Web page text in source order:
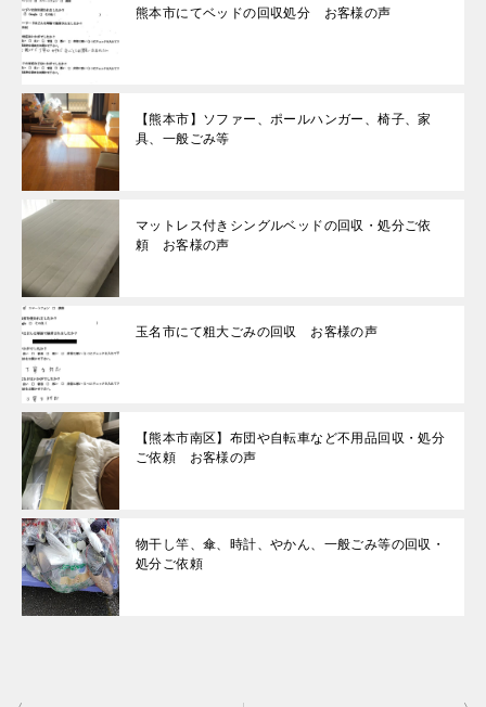
熊本市にてベッドの回収処分 お客様の声
【熊本市】ソファー、ポールハンガー、椅子、家
具、一般ごみ等
マットレス付きシングルベッドの回収・処分ご依
頼 お客様の声
玉名市にて粗大ごみの回収 お客様の声
【熊本市南区】布団や自転車など不用品回収・処分
ご依頼 お客様の声
物干し竿、傘、時計、やかん、一般ごみ等の回収・
処分ご依頼